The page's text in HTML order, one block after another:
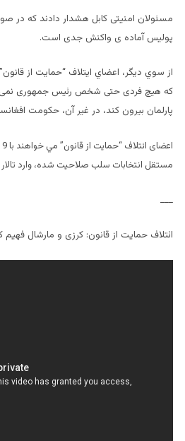
مسئولان امنیتی کابل هشدار دادند که در
پولیس آماده ی واکنش جدی است.
از سوي ديگر، اعضاي ايتلاف “حمايت از
که هیچ فردی حتی شخص رئیس جمهوری نمی
پارلمان بیرون کند، در غیر آن، حکومت
مستقل انتخابات سلب صلاحيت شده، وارد
___
ائتلاف حمایت از قانون: کرزی و مارشال فهیم